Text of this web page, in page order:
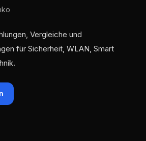
Vergleiche und
für Sicherheit, WLAN, Smart